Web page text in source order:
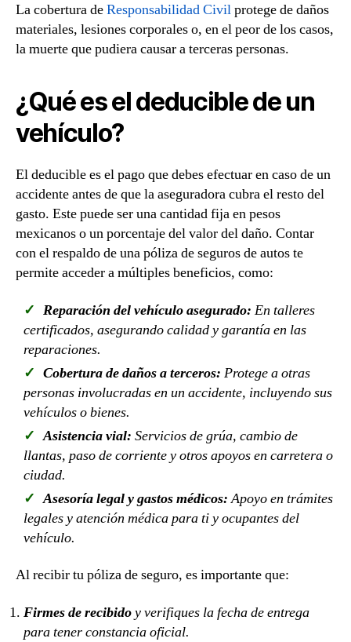
La cobertura deResponsabilidad Civilprotege de daños
materiales, lesiones corporales o, en el peor de los casos,
la muerte que pudiera causar a terceras personas.
¿Qué es el deducible de un
vehículo?
El deducible es el pago que debes efectuar en caso de un
accidente antes de que la aseguradora cubra el resto del
gasto. Este puede ser una cantidad fija en pesos
mexicanos o un porcentaje del valor del daño. Contar
con el respaldo de una póliza de seguros de autos te
permite acceder a múltiples beneficios, como:
Reparación del vehículo asegurado: En talleres
certificados, asegurando calidad y garantía en las
reparaciones.
Cobertura de daños a terceros: Protege a otras
personas involucradas en un accidente, incluyendo sus
vehículos o bienes.
Asistencia vial: Servicios de grúa, cambio de
llantas, paso de corriente y otros apoyos en carretera o
ciudad.
Asesoría legal y gastos médicos:Apoyo en trámites
legales y atención médica para ti y ocupantes del
vehículo.
Al recibir tu póliza de seguro, es importante que:
Firmes de recibidoy verifiques la fecha de entrega
para tener constancia oficial.